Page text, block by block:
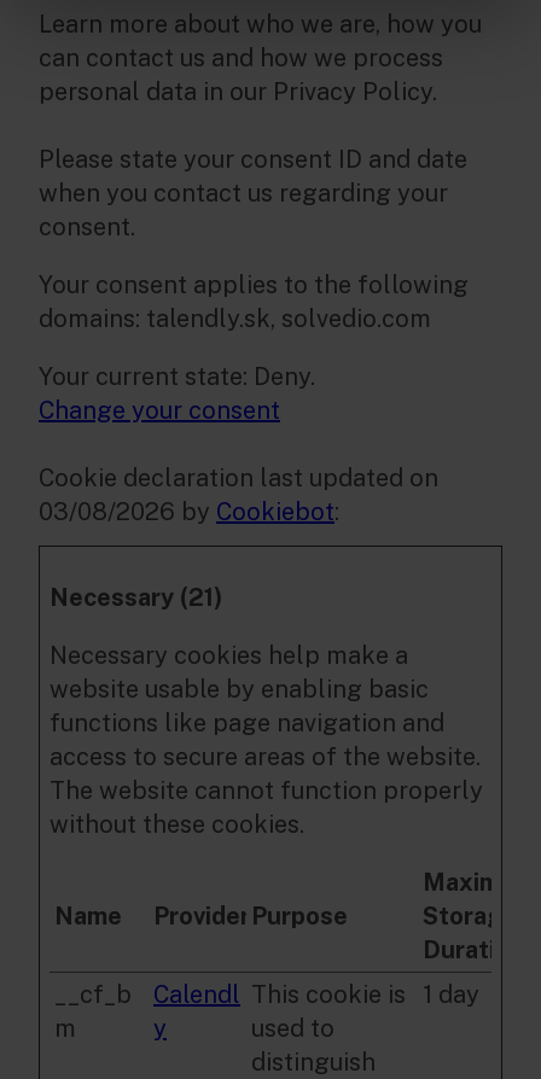
Learn more about who we are, how you
can contact us and how we process
personal data in our Privacy Policy.
Please state your consent ID and date
when you contact us regarding your
consent.
Your consent applies to the following
domains: talendly.sk, solvedio.com
Your current state: Deny.
Change your consent
Cookie declaration last updated on
03/08/2026 by Cookiebot:
Necessary (21)
Necessary cookies help make a
website usable by enabling basic
functions like page navigation and
access to secure areas of the website.
The website cannot function properly
without these cookies.
Name Provider Purpose
Maximum
Storage
Duration
__cf_b
m
Calendl
y
This cookie is
used to
distinguish
1 day